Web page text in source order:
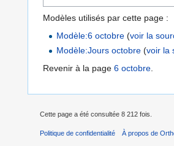
Modèles utilisés par cette page :
Modèle:6 octobre (voir la
Modèle:Jours octobre (voir la
Revenir à la page 6 octobre
Cette page a été consultée 8 212 fois.
Politique de confidentialité À propos de